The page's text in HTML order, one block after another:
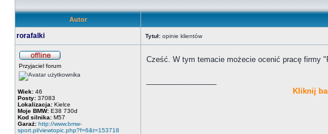
Autor
rorafalki Tytuł: opinie klientów
Przyjaciel forum
Wiek: 46
Posty: 37083
Lokalizacja: Kielce
Moje BMW: E38 730d
Kod silnika: M57
Garaż: http://www.bmw-
sport.pl/viewtopic.php?f=6&t=153718
Cześć. W tym temacie możecie ocenić pracę firmy
Kliknij